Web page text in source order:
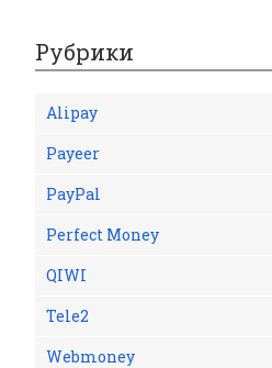
Рубрики
Alipay
Payeer
PayPal
Perfect Money
QIWI
Tele2
Webmoney